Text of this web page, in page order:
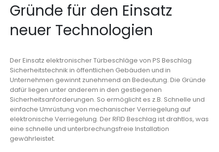
Gründe für den Einsatz
neuer Technologien
Der Einsatz elektronischer Türbeschläge von PS Beschlag
Sicherheitstechnik in öffentlichen Gebäuden und in
Unternehmen gewinnt zunehmend an Bedeutung. Die Gründe
dafür liegen unter anderem in den gestiegenen
Sicherheitsanforderungen. So ermöglicht es z.B. Schnelle und
einfache Umrüstung von mechanischer Verriegelung auf
elektronische Verriegelung. Der RFID Beschlag ist drahtlos, was
eine schnelle und unterbrechungsfreie Installation
gewährleistet.